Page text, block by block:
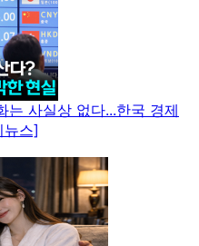
는 사실상 없다...한국 경제
뉴스]